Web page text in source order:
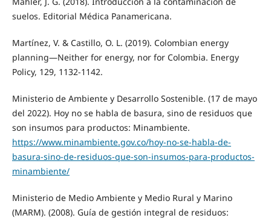
suelos. Editorial Médica Panamericana.
Martínez, V. & Castillo, O. L. (2019). Colombian energy
planning—Neither for energy, nor for Colombia. Energy
Policy, 129, 1132-1142.
Ministerio de Ambiente y Desarrollo Sostenible. (17 de mayo
del 2022). Hoy no se habla de basura, sino de residuos que
son insumos para productos: Minambiente.
https://www.minambiente.gov.co/hoy-no-se-habla-de-
basura-sino-de-residuos-que-son-insumos-para-productos-
minambiente/
Ministerio de Medio Ambiente y Medio Rural y Marino
(MARM). (2008). Guía de gestión integral de residuos: